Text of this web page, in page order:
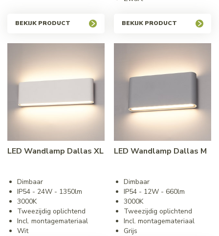
BEKIJK PRODUCT BEKIJK PRODUCT
LED Wandlamp Dallas XL
Dimbaar
IP54 - 24W - 1350lm
3000K
Tweezijdig oplichtend
Incl. montagemateriaal
Wit
LED Wandlamp Dallas M
Dimbaar
IP54 - 12W - 660lm
3000K
Tweezijdig oplichtend
Incl. montagemateriaal
Grijs